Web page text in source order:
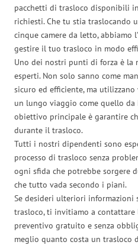
pacchetti di trasloco disponibili in
richiesti. Che tu stia traslocando
cinque camere da letto, abbiamo
gestire il tuo trasloco in modo
Uno dei nostri punti di forza è la
esperti. Non solo sanno come
sicuro ed efficiente, ma
un lungo viaggio come quello da
obiettivo principale è garantire
durante il trasloco.
Tutti i nostri dipendenti sono
processo di trasloco senza
ogni sfida che potrebbe sorgere
che tutto vada secondo i piani.
Se desideri ulteriori informazioni
trasloco, ti invitiamo a contattare
preventivo gratuito e senza
meglio quanto costa un trasloco